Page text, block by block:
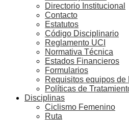
Directorio Institucional
Contacto
Estatutos
Código Disciplinario
Reglamento UCI
Normativa Técnica
Estados Financieros
Formularios
Requisitos equipos de
Políticas de
Disciplinas
Ciclismo Femenino
Ruta